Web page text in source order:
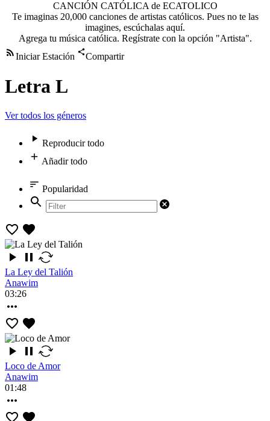
CANCIÓN CATÓLICA de ECATOLICO
Te imaginas 20,000 canciones de artistas católicos. Pues no te las
imagines, escúchalas aquí.
Agrega tu música católica. Regístrate con la opción "Artista".
Iniciar Estación
Compartir
Letra L
Ver todos los géneros
Reproducir todo
Añadir todo
Popularidad
La Ley del Talión
Anawim
03:26
Loco de Amor
Anawim
01:48